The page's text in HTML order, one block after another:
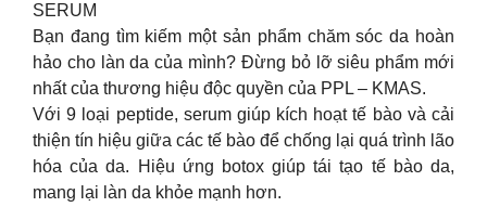
SERUM
Bạn đang tìm kiếm một sản phẩm chăm sóc da hoàn
hảo cho làn da của mình? Đừng bỏ lỡ siêu phẩm mới
nhất của thương hiệu độc quyền của PPL – KMAS.
Với 9 loại peptide, serum giúp kích hoạt tế bào và cải
thiện tín hiệu giữa các tế bào để chống lại quá trình lão
hóa của da. Hiệu ứng botox giúp tái tạo tế bào da,
mang lại làn da khỏe mạnh hơn.